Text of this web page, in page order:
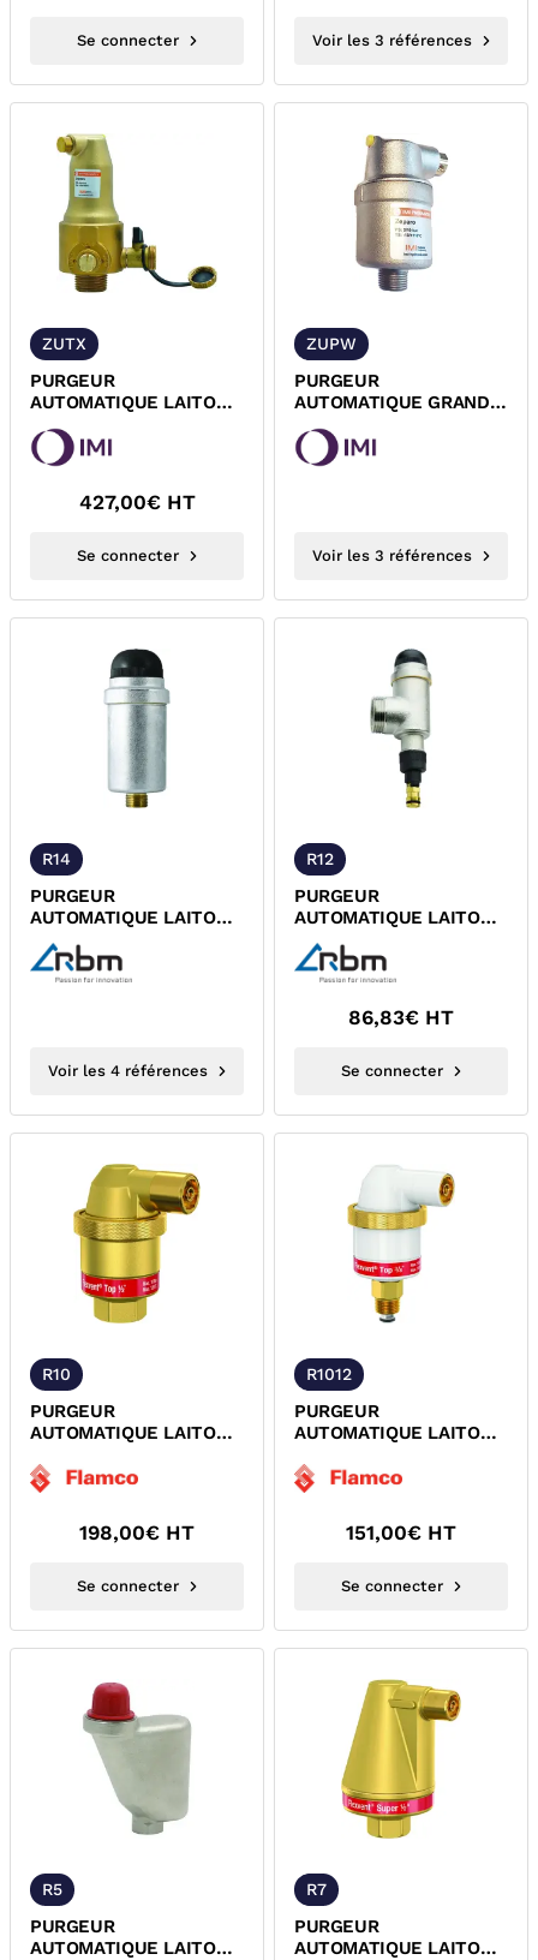
Se connecter Voir les 3 références
ZUTX
PURGEUR
AUTOMATIQUE LAITON
MALE ZEPARO ZUTX
EXTRA VERROUILLABLE
IMI 7891325
427,00€ HT
Se connecter
ZUPW
PURGEUR
AUTOMATIQUE GRAND
DEBIT ZEPARO
ZUP/ZUPW IMI-TA
Voir les 3 références
R14
PURGEUR
AUTOMATIQUE LAITON
NICKELE MALE RBM
Voir les 4 références
R12
PURGEUR
AUTOMATIQUE LAITON
NICKELE EQUERRE
MALE RBM
86,83€ HT
Se connecter
R10
PURGEUR
AUTOMATIQUE LAITON
TOP FLAMCO
198,00€ HT
Se connecter
R1012
PURGEUR
AUTOMATIQUE LAITON
FLEXVENT TOP FLAMCO
151,00€ HT
Se connecter
R5
PURGEUR
AUTOMATIQUE LAITON
R7
PURGEUR
AUTOMATIQUE LAITON